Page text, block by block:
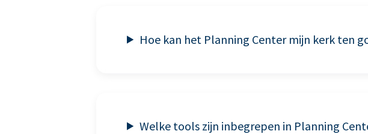
Hoe kan het Planning Center mijn kerk ten
Welke tools zijn inbegrepen in Planning